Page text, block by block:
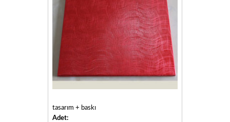
tasarım + baskı
Adet: